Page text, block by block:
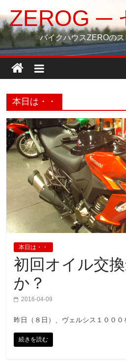
ン
テ
ツ
ス
ZEROG ─
バイクハウスZEROの
本日は・・
本日は・・
初回オイル交
か？
2016-04-09
昨日（８日）、ヴェルシス１０００
続きを読む